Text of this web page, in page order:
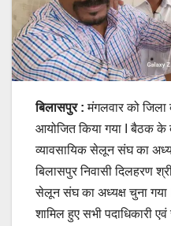
बिलासपुर :मंगलवार को
आयोजित किया गया I बैठक के
व्यावसायिक सेलून संघ का
बिलासपुर निवासी दिलहरण
सेलून संघ का अध्यक्ष चुना गया
शामिल हुए सभी पदाधिकारी